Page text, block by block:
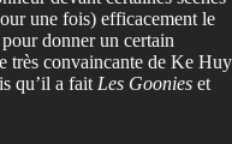
une fois) efficacement le
donner un certain
très convaincante de Ke Huy
qu’il a fait Les Goonies et